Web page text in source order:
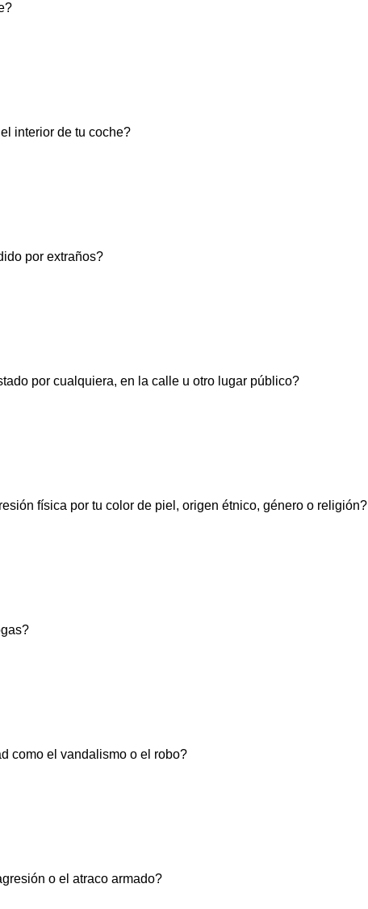
interior de tu coche?
por extraños?
por cualquiera, en la calle u otro lugar público?
física por tu color de piel, origen étnico, género o religión?
como el vandalismo o el robo?
o el atraco armado?